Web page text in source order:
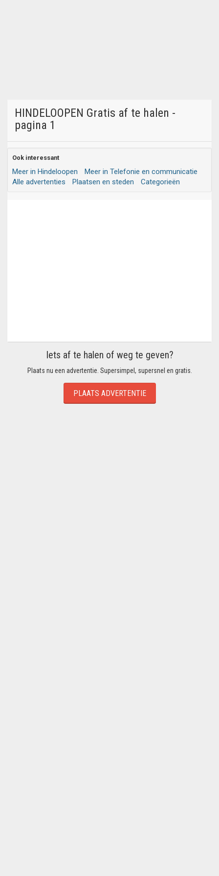
HINDELOOPEN Gratis af te halen -
pagina 1
Ook interessant
Meer in Hindeloopen
Meer in Telefonie en communicatie
Alle advertenties
Plaatsen en steden Categorieën
Iets af te halen of weg te geven?
Plaats nu een advertentie. Supersimpel, supersnel en gratis.
PLAATS ADVERTENTIE